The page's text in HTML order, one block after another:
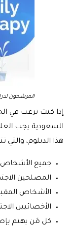
المرشحون
إذا كنت ترغب في
السعودية يجب
هذا الدبلوم، والتي
جميع الأشخاص
المصلحين
الأشخاص
الأخصائيين
كل مَن يهتم